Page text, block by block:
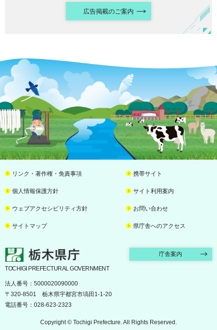
広告掲載のご案内
リンク・著作権・免責事項 携帯サイト
個人情報保護方針 サイト利用案内
ウェブアクセシビリティ方針 お問い合わせ
サイトマップ 県庁舎へのアクセス
栃木県庁 庁舎案内
TOCHIGI PREFECTURAL GOVERNMENT
法人番号：5000020090000
〒320-8501 栃木県宇都宮市塙田1-1-20
電話番号：028-623-2323
Copyright © Tochigi Prefecture. All Rights Reserved.